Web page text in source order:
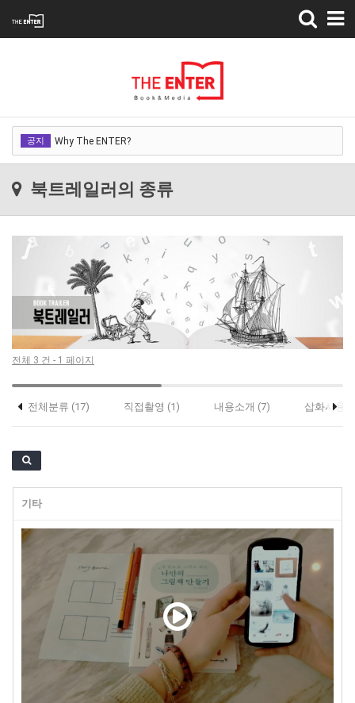
Toggle
navigation
공지 Why The ENTER?
Why The ENTER?
북트레일러의 종류
전체 3 건 - 1 페이지
전체분류 (17) 직접촬영 (1) 내용소개 (7) 삽화사용
기타